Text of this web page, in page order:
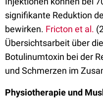
signifikante Reduktion
bewirken. Fricton et al.
Übersichtsarbeit über
Botulinumtoxin bei der
und Schmerzen im
Physiotherapie und